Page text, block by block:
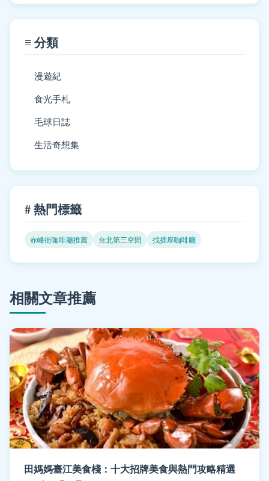
≡ 分類
漫遊紀
食光手札
毛球日誌
生活奇想集
# 熱門標籤
赤峰街咖啡廳推薦 台北第三空間 找插座咖啡廳
相關文章推薦
田媽媽臺江美食棧：十大招牌美食與熱門攻略精選